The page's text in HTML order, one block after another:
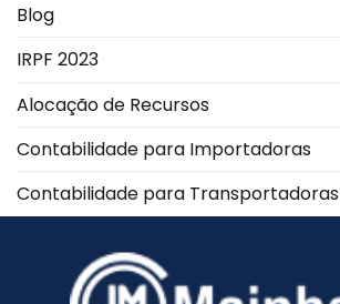
Blog
IRPF 2023
Alocação de Recursos
Contabilidade para Importadoras
Contabilidade para Transportadoras